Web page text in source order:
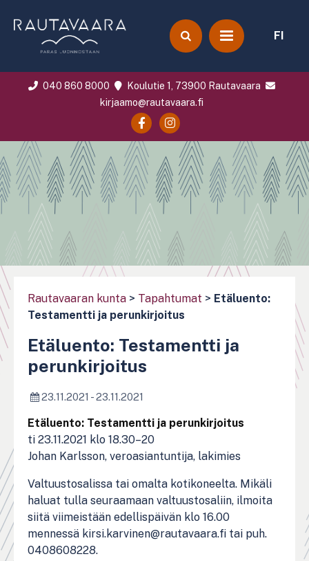
FI
040 860 8000
Koulutie 1, 73900 Rautavaara
kirjaamo@rautavaara.fi
Rautavaaran kunta > Tapahtumat > Etäluento:
Testamentti ja perunkirjoitus
Etäluento: Testamentti ja
perunkirjoitus
23.11.2021 - 23.11.2021
Etäluento: Testamentti ja perunkirjoitus
ti 23.11.2021 klo 18.30–20
Johan Karlsson, veroasiantuntija, lakimies
Valtuustosalissa tai omalta kotikoneelta. Mikäli
haluat tulla seuraamaan valtuustosaliin, ilmoita
siitä viimeistään edellispäivän klo 16.00
mennessä kirsi.karvinen@rautavaara.fi tai puh.
0408608228.